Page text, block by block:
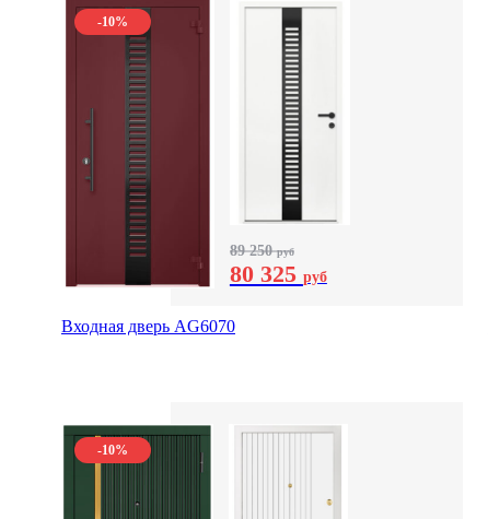
-10%
89 250руб
80 325 руб
Входная дверь AG6070
-10%